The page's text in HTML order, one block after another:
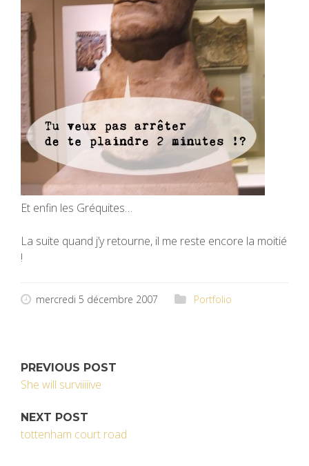
Et enfin les Gréquites…
La suite quand j’y retourne, il me reste encore la moitié
!
mercredi 5 décembre 2007 Portfolio
PREVIOUS POST
She will surviiiiive
NEXT POST
tottenham court road